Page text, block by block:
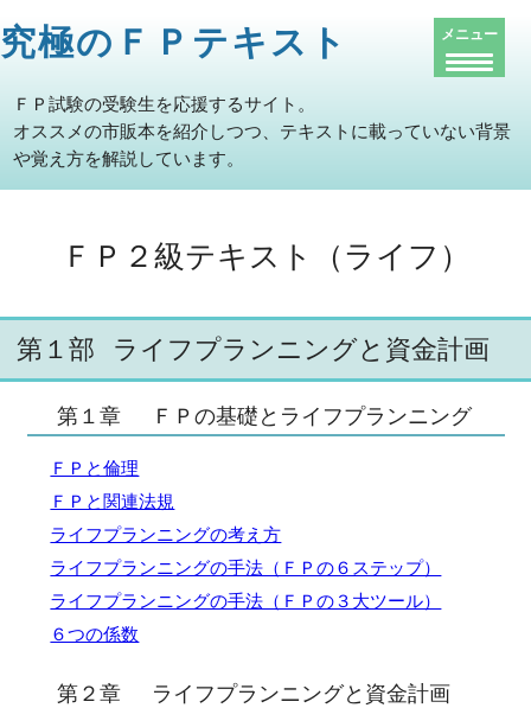
究極のＦＰテキスト
ＦＰ試験の受験生を応援するサイト。
オススメの市販本を紹介しつつ、テキストに載っていない背景
や覚え方を解説しています。
ＦＰ２級テキスト（ライフ）
第１部 ライフプランニングと資金計画
第１章 ＦＰの基礎とライフプランニング
ＦＰと倫理
ＦＰと関連法規
ライフプランニングの考え方
ライフプランニングの手法（ＦＰの６ステップ）
ライフプランニングの手法（ＦＰの３大ツール）
６つの係数
第２章 ライフプランニングと資金計画
メニュー